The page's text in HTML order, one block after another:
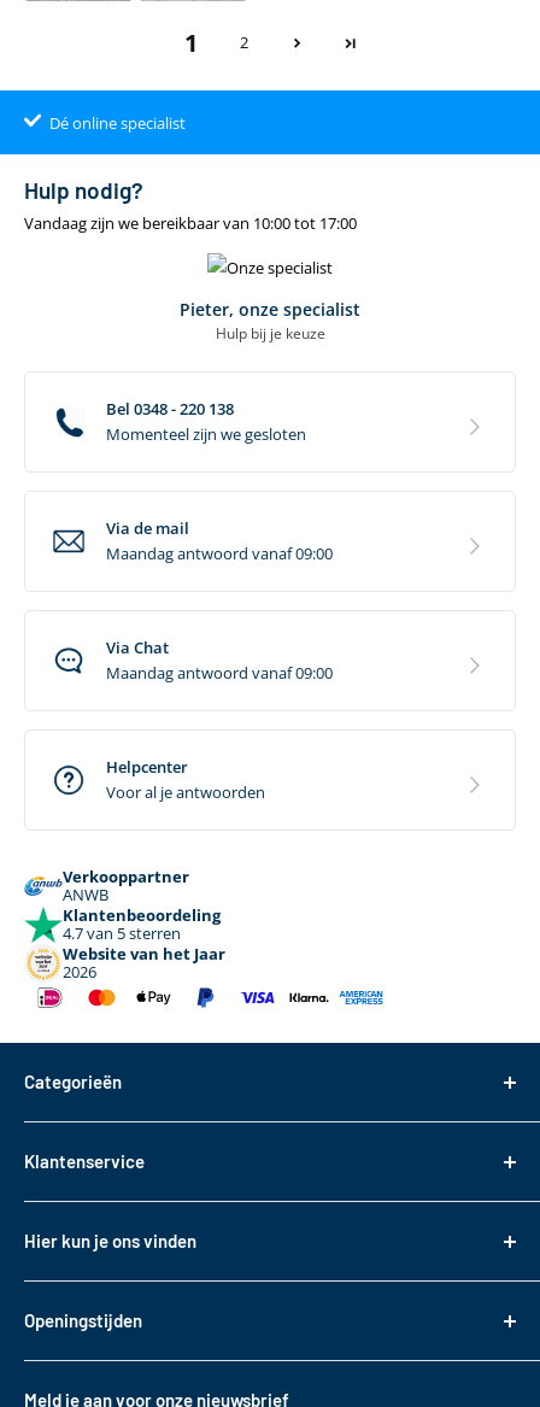
1 2
22.00uur
Dé online specialist
Klantenbeoordeling 9.4
Hulp nodig?
Vandaag zijn we bereikbaar van 10:00 tot 17:00
Pieter, onze specialist
Hulp bij je keuze
Bel 0348 - 220 138
Momenteel zijn we gesloten
Via de mail
Maandag antwoord vanaf 09:00
Via Chat
Maandag antwoord vanaf 09:00
Helpcenter
Voor al je antwoorden
Verkooppartner
ANWB
Klantenbeoordeling
4.7 van 5 sterren
Website van het Jaar
2026
Categorieën
Dakdragers
Fietsendragers
Reistassen
Daktransport voor bedrijfswagens
Klantenservice
Over ons
Bezorgen & Afhalen
Retourneren
Garantie
Hier kun je ons vinden
Tasveld 14
3417XS Montfoort
Openingstijden
Maandag t/m. vrijdag
10:00 - 17:00
Meld je aan voor onze nieuwsbrief